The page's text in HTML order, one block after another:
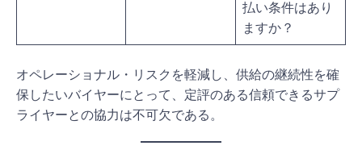
払い条件はあり
ますか？
オペレーショナル・リスクを軽減し、供給の継続性を確
保したいバイヤーにとって、定評のある信頼できるサプ
ライヤーとの協力は不可欠である。